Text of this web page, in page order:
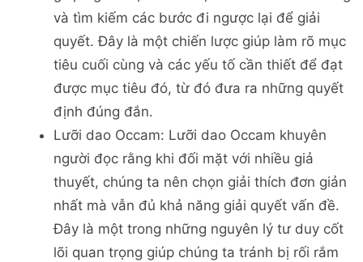
và tìm kiếm các bước đi ngược lại để giải
quyết. Đây là một chiến lược giúp làm rõ mục
tiêu cuối cùng và các yếu tố cần thiết để đạt
được mục tiêu đó, từ đó đưa ra những quyết
định đúng đắn.
Lưỡi dao Occam: Lưỡi dao Occam khuyên
người đọc rằng khi đối mặt với nhiều giả
thuyết, chúng ta nên chọn giải thích đơn giản
nhất mà vẫn đủ khả năng giải quyết vấn đề.
Đây là một trong những nguyên lý tư duy cốt
lõi quan trọng giúp chúng ta tránh bị rối rắm